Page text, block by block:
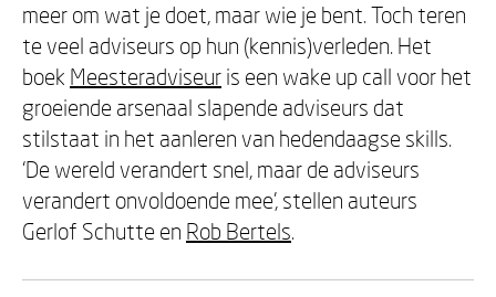
meer om wat je doet, maar wie je bent. Toch teren
te veel adviseurs op hun (kennis)verleden. Het
boek Meesteradviseur is een wake up call voor het
groeiende arsenaal slapende adviseurs dat
stilstaat in het aanleren van hedendaagse skills.
‘De wereld verandert snel, maar de adviseurs
verandert onvoldoende mee’, stellen auteurs
Gerlof Schutte en Rob Bertels.